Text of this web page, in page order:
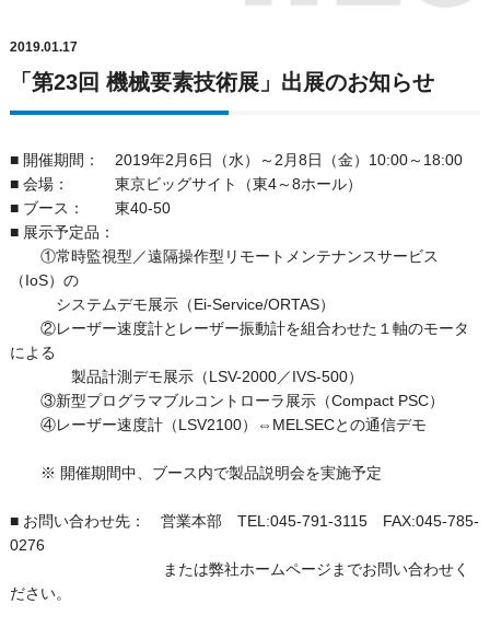
2019.01.17
「第23回 機械要素技術展」出展のお知らせ
■ 開催期間： 2019年2月6日（水）～2月8日（金）10:00～18:00
■ 会場： 東京ビッグサイト（東4～8ホール）
■ ブース： 東40-50
■ 展示予定品：
①常時監視型／遠隔操作型リモートメンテナンスサービス
（IoS）の
システムデモ展示（Ei-Service/ORTAS）
②レーザー速度計とレーザー振動計を組合わせた１軸のモータ
による
製品計測デモ展示（LSV-2000／IVS-500）
③新型プログラマブルコントローラ展示（Compact PSC）
④レーザー速度計（LSV2100）⇔MELSECとの通信デモ
※ 開催期間中、ブース内で製品説明会を実施予定
■ お問い合わせ先： 営業本部 TEL:045-791-3115 FAX:045-785-
0276
または弊社ホームページまでお問い合わせく
ださい。